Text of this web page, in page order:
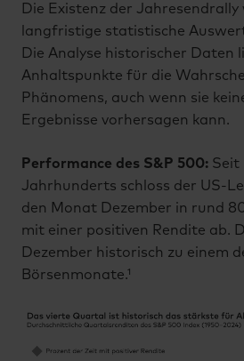
Die Existenz der
langfristige statistische
Die Analyse historischer Daten
Anhaltspunkte für die
Phänomens, auch wenn sie
Ergebnisse vorhersagen kann.
Performance des S&P 500: Seit
Jahrhunderts schloss der US-
den Monat Dezember in rund
mit einer positiven Rendite ab.
Dezember historisch zu einem
Börsenmonate.¹